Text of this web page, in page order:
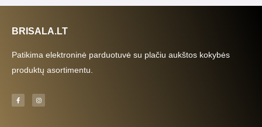
BRISALA.LT
Patikima elektroninė parduotuvė su plačiu aukštos kokybės
produktų asortimentu.
F
a
c
I
n
s